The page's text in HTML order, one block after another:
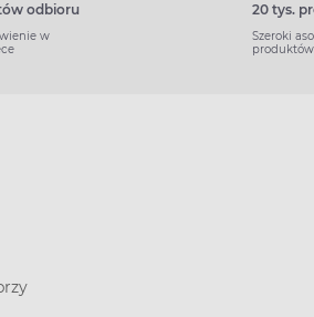
odbioru
w
20 tys.
Szeroki
produktów